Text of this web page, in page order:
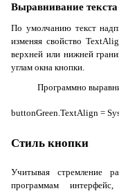
Выравнивание текста
По умолчанию текст
изменяя свойство
верхней или нижней
углам окна кнопки.
Программно
buttonGreen.TextAlign =
Стиль кнопки
Учитывая стремление
программам